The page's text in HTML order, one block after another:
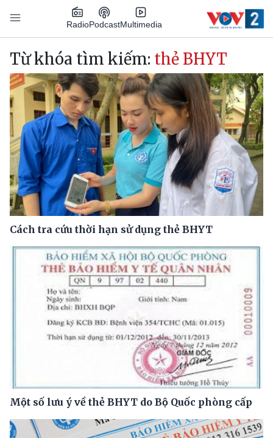
Nhảy đến nội dung
RadioPodcastMultimedia
Main navigation
Từ khóa tìm kiếm: thẻ BHYT
Cách tra cứu thời hạn sử dụng thẻ BHYT
Một số lưu ý về thẻ BHYT do Bộ Quốc phòng cấp